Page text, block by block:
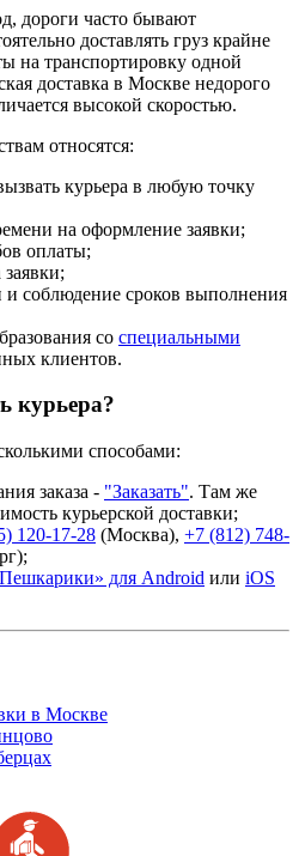
дороги часто бывают
доставлять груз крайне
на транспортировку одной
доставка в Москве недорого
высокой скоростью.
относятся:
курьера в любую точку
на оформление заявки;
оплаты;
и соблюдение сроков выполнения
со специальными
клиентов.
курьера?
способами:
заказа - "Заказать". Там же
курьерской доставки;
120-17-28 (Москва), +7 (812) 748-
для Android или iOS
в Москве